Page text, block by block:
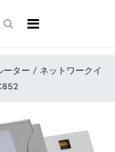
ーター / ネットワークイ